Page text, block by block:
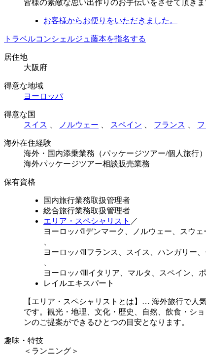
皆様の素敵な思い出作りのお手伝いをさせて頂きま
お客様からお便りをいただきました。
トラベルコンシェルジュ藤本を指名する
居住地
大阪府
得意な地域
ヨーロッパ
得意な国
スイス
ノルウェー スペイン フランス
海外在住経験
海外・国内添乗業務（パッケージツアー/個人旅行）
海外パッケージツアー相談販売業務
保有資格
国内旅行業務取扱管理者
総合旅行業務取扱管理者
エリア・スペシャリスト ／
ヨーロッパⅠ デンマーク、ノルウェー、スウ
ヨーロッパⅡ フランス、スイス、ハンガリー
ヨーロッパⅢ イタリア、マルタ、スペイン、
レイルエキスパート
【エリア・スペシャリストとは】… 海外旅行で人
です。観光・地理、文化・歴史、自然、飲食・シ
ンのご提案ができるひとつの目安となります。
趣味・特技
＜ランニング＞